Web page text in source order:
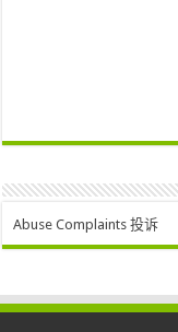
Abuse Complaints 投诉